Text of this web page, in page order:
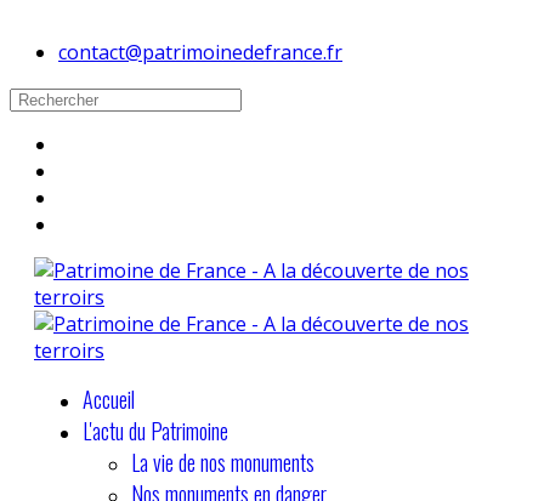
contact@patrimoinedefrance.fr
Accueil
L'actu du Patrimoine
La vie de nos monuments
Nos monuments en danger